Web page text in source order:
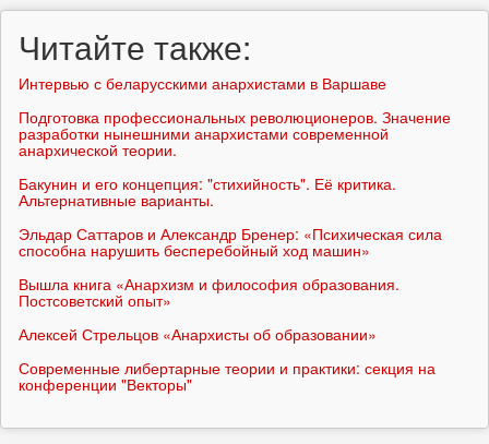
Читайте также:
Интервью с беларусскими анархистами в Варшаве
Подготовка профессиональных революционеров. Значение
разработки нынешними анархистами современной
анархической теории.
Бакунин и его концепция: "стихийность". Её критика.
Альтернативные варианты.
Эльдар Саттаров и Александр Бренер: «Психическая сила
способна нарушить бесперебойный ход машин»
Вышла книга «Анархизм и философия образования.
Постсоветский опыт»
Алексей Стрельцов «Анархисты об образовании»
Современные либертарные теории и практики: секция на
конференции "Векторы"